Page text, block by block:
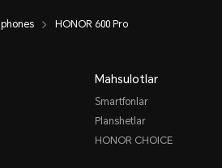
phones HONOR 600 Pro
Mahsulotlar
Smartfonlar
Planshetlar
HONOR CHOICE